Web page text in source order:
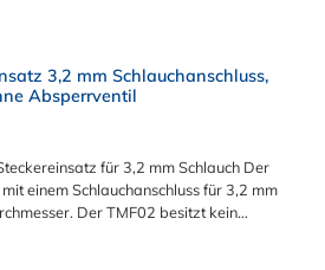
3,2 mm Schlauchanschluss,
Absperrventil
für 3,2 mm Schlauch Der
einem Schlauchanschluss für 3,2 mm
Der TMF02 besitzt kein